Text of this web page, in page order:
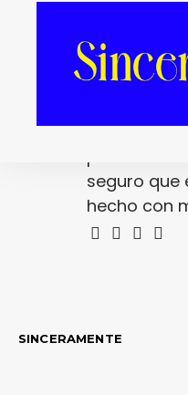
Redacción
completo...
seguro que
hecho con
SINCERAMENTE